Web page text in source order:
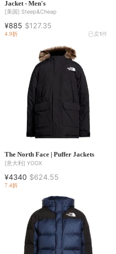
Jacket - Men's
[美国] Steep&Cheap
¥885 $127.35
4.9折 已卖1件
The North Face | Puffer Jackets
[意大利] YOOX
¥4340 $624.55
7.4折